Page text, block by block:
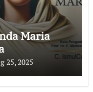
Maria
25, 2025